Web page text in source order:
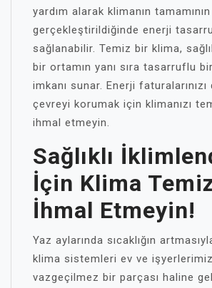
yardım alarak klimanın tamamının
gerçekleştirildiğinde enerji
sağlanabilir. Temiz bir klima,
bir ortamın yanı sıra tasarruflu
imkanı sunar. Enerji
çevreyi korumak için klimanızı
ihmal etmeyin.
Sağlıklı
İçin Klima
İhmal Etmeyin!
Yaz aylarında sıcaklığın
klima sistemleri ev ve
vazgeçilmez bir parçası haline